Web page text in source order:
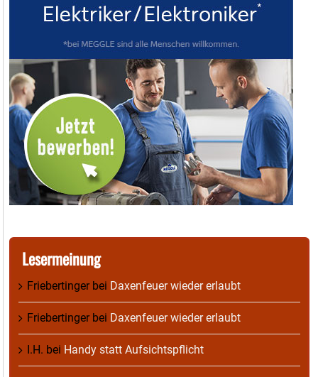
Lesermeinung
Friebertingerbei Daxenfeuer wieder erlaubt
Friebertingerbei Daxenfeuer wieder erlaubt
I.H. bei Handy statt Aufsichtspflicht